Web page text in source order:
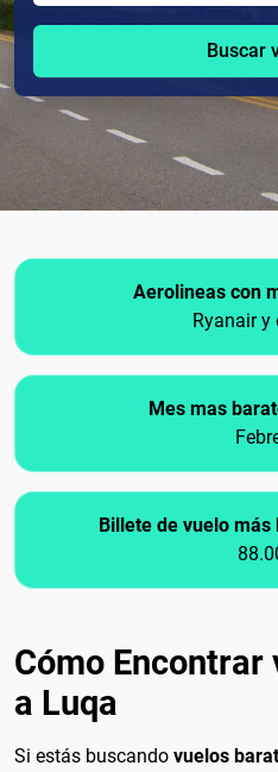
Buscar
Aerolineas con
Ryanair y
Mes mas
Billete de vuelo
Cómo
a Luqa
Si estás buscando vuelos